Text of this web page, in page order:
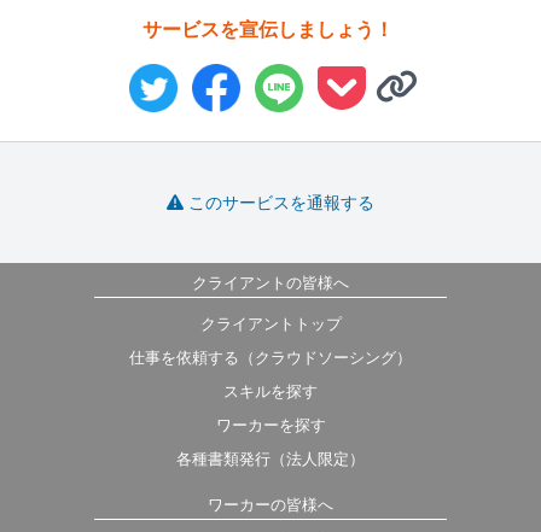
サービスを宣伝しましょう！
このサービスを通報する
クライアントの皆様へ
クライアントトップ
仕事を依頼する（クラウドソーシング）
スキルを探す
ワーカーを探す
各種書類発行（法人限定）
ワーカーの皆様へ